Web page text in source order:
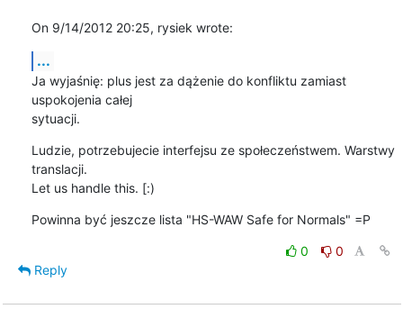
On 9/14/2012 20:25, rysiek wrote:
...
Ja wyjaśnię: plus jest za dążenie do konfliktu zamiast
uspokojenia całej
sytuacji.
Ludzie, potrzebujecie interfejsu ze społeczeństwem. Warstwy
translacji.
Let us handle this. [:)
Powinna być jeszcze lista "HS-WAW Safe for Normals" =P
0
0
Reply